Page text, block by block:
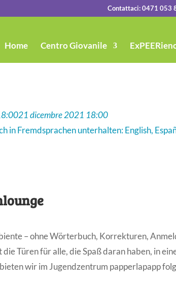
Contattaci: 0471 053
Home Centro Giovanile
21 dicembre 2021 18:00
in Fremdsprachen unterhalten: English,
– ohne Wörterbuch, Korrekturen,
Türen für alle, die Spaß daran haben, in
wir im Jugendzentrum papperlapapp